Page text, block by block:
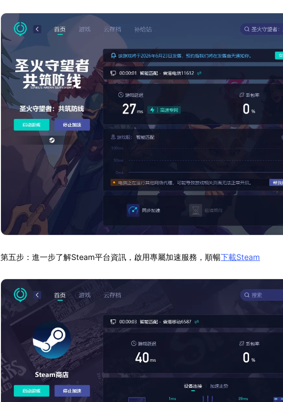
第五步：進一步了解Steam平台資訊，啟用專屬加速服務，順暢下載Steam